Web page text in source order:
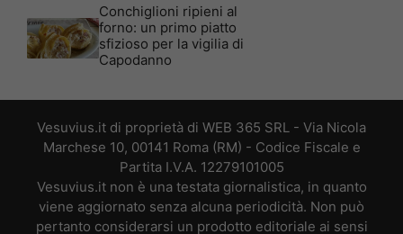
Conchiglioni ripieni al
forno: un primo piatto
sfizioso per la vigilia di
Capodanno
Vesuvius.it di proprietà di WEB 365 SRL - Via Nicola
Marchese 10, 00141 Roma (RM) - Codice Fiscale e
Partita I.V.A. 12279101005
Vesuvius.it non è una testata giornalistica, in quanto
viene aggiornato senza alcuna periodicità. Non può
pertanto considerarsi un prodotto editoriale ai sensi